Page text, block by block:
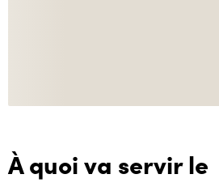
À quoi va servir le